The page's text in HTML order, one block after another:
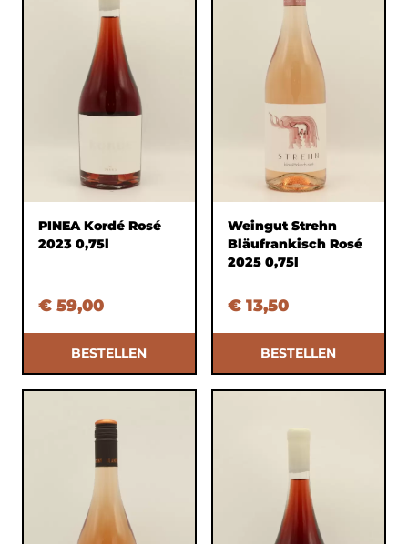
PINEA Kordé Rosé
2023 0,75l
€ 59,00
BESTELLEN
Weingut Strehn
Bläufrankisch Rosé
2025 0,75l
€ 13,50
BESTELLEN